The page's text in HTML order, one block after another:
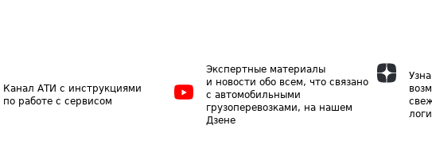
Канал АТИ с инструкциями
по работе с сервисом
Экспертные материалы
и новости обо всем, что связано
с автомобильными
грузоперевозками, на нашем
Дзене